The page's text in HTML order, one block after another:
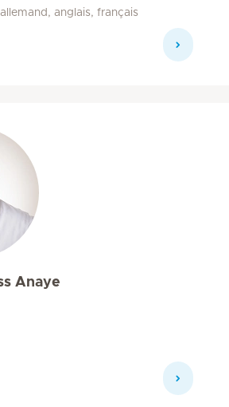
anglais, français
Anaye